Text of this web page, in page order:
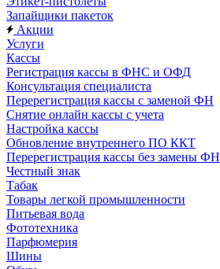
Запайщики пакеток
Акции
Услуги
Кассы
Регистрация кассы в ФНС и ОФД
Консультация специалиста
Перерегистрация кассы с заменой ФН
Снятие онлайн кассы с учета
Настройка кассы
Обновление внутреннего ПО ККТ
Перерегистрация кассы без замены ФН
Честный знак
Табак
Товары легкой промышленности
Питьевая вода
Фототехника
Парфюмерия
Шины